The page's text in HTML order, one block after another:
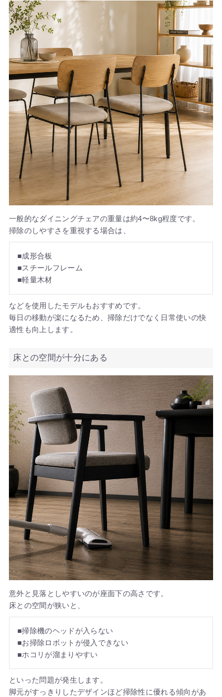
一般的なダイニングチェアの重量は約4〜8kg程度です。
掃除のしやすさを重視する場合は、
■成形合板
■スチールフレーム
■軽量木材
などを使用したモデルもおすすめです。
毎日の移動が楽になるため、掃除だけでなく日常使いの快
適性も向上します。
床との空間が十分にある
意外と見落としやすいのが座面下の高さです。
床との空間が狭いと、
■掃除機のヘッドが入らない
■お掃除ロボットが侵入できない
■ホコリが溜まりやすい
といった問題が発生します。
脚元がすっきりしたデザインほど掃除性に優れる傾向があ